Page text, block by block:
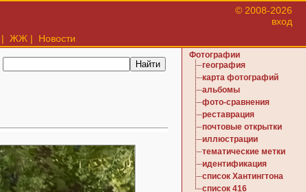
© 2008-2026
вход
| ЖЖ | Новости
Фотографии
география
карта фотографий
альбомы
фото-сравнения
реставрация
почтовые открытки
иллюстрации
тематические метки
идентификация
список Хантингтона
список 416